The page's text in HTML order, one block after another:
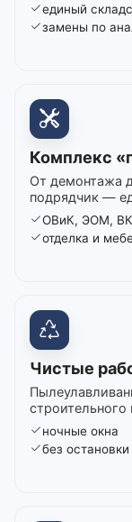
единый
замены по
Комплекс
От демонтажа
подрядчик —
ОВиК, ЭОМ, ВК
отделка и
Чистые
ночные окна
без